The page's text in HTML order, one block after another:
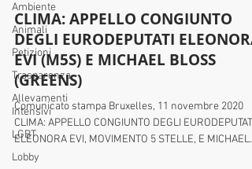
Ambiente
Animali
Petizioni
Trasparenza
Allevamenti
Intensivi
LGBT
Lobby
CLIMA: APPELLO CONGIUNTO
DEGLI EURODEPUTATI ELEONORA
EVI (M5S) E MICHAEL BLOSS
(GREENS)
Comunicato stampa Bruxelles, 11 novembre 2020
CLIMA: APPELLO CONGIUNTO DEGLI EURODEPUTATI
ELEONORA EVI, MOVIMENTO 5 STELLE, E MICHAEL...